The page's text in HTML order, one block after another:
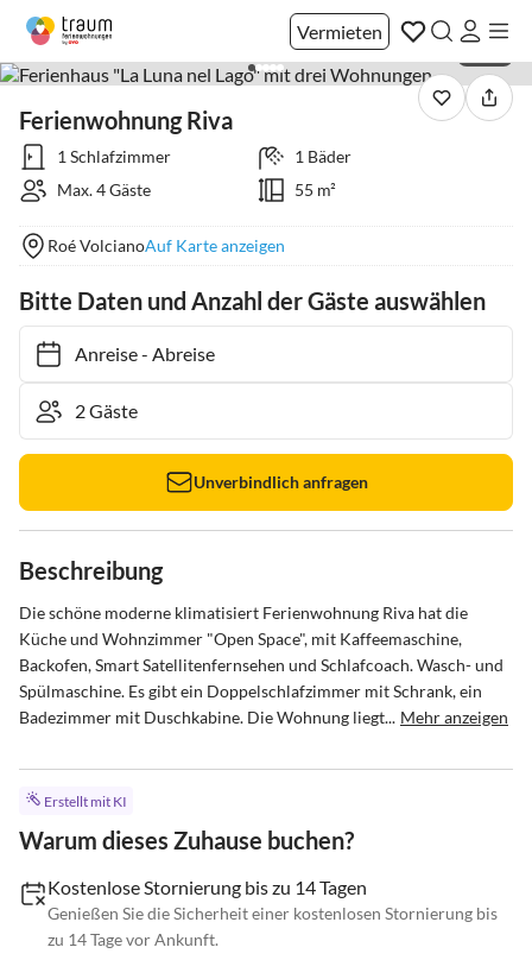
Vermieten
Ferienwohnung Riva
1 Schlafzimmer
1 Bäder
Max. 4 Gäste
55 m²
Roé VolcianoAuf Karte anzeigen
Bitte Daten und Anzahl der Gäste auswählen
Anreise- Abreise
Unverbindlich anfragen
Beschreibung
Die schöne moderne klimatisiert Ferienwohnung Riva hat die
Küche und Wohnzimmer "Open Space", mit Kaffeemaschine,
Backofen, Smart Satellitenfernsehen und Schlafcoach. Wasch- und
Spülmaschine. Es gibt ein Doppelschlafzimmer mit Schrank, ein
Badezimmer mit Duschkabine. Die Wohnung liegt... Mehr anzeigen
Erstellt mit KI
Warum dieses Zuhause buchen?
Kostenlose Stornierung bis zu 14 Tagen
Genießen Sie die Sicherheit einer kostenlosen Stornierung bis
zu 14 Tage vor Ankunft.